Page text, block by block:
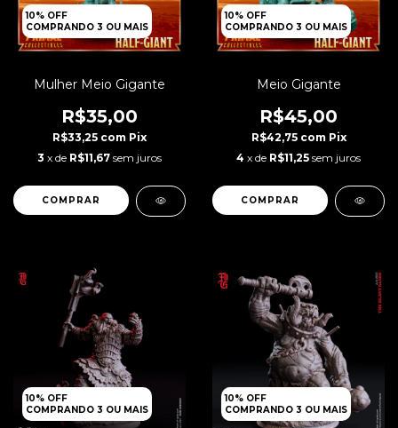
10% OFF
COMPRANDO 3 OU MAIS
Mulher Meio Gigante
R$35,00
R$33,25 com Pix
3 x de R$11,67 sem juros
10% OFF
COMPRANDO 3 OU MAIS
Meio Gigante
R$45,00
R$42,75 com Pix
4 x de R$11,25 sem juros
10% OFF
COMPRANDO 3 OU MAIS
10% OFF
COMPRANDO 3 OU MAIS